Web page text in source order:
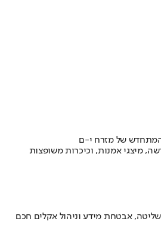
המתחדש של מזרח י-ם
מיצגי אמנות, וכיכרות משופצות
אבטחת מידע וניהול אקלים חכם